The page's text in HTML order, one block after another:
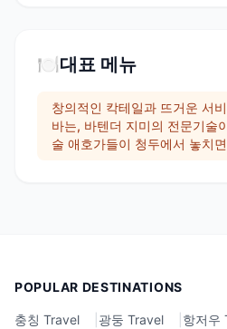
🍽️대표 메뉴
창의적인 칵테일과 뜨거운 서
바는, 바텐더 지미의 전문기술
술 애호가들이 청두에서 놓치
POPULAR DESTINATIONS
충칭 Travel 광둥 Travel 항저우